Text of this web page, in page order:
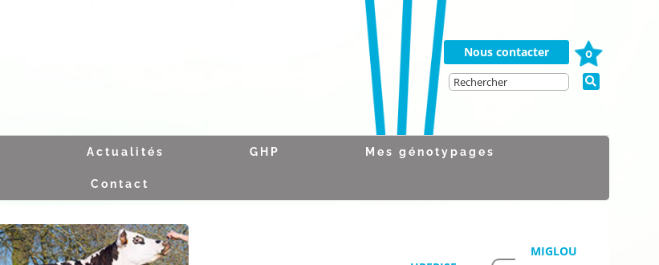
Nous contacter
0
Actualités GHP Mes génotypages
Contact
MIGLOU